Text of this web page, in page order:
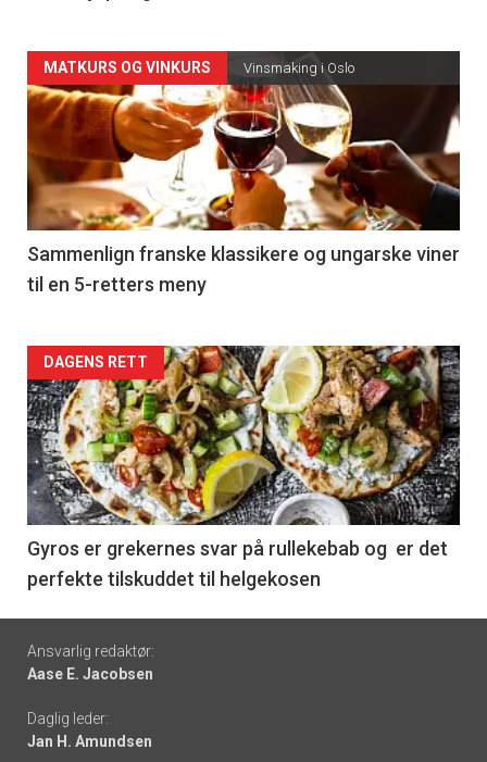
Forsiden
akkurat
nå
-
5
MATKURS OG VINKURS Vinsmaking i Oslo
Sammenlign franske klassikere og ungarske viner
til en 5-retters meny
Forsiden
akkurat
nå
-
6
DAGENS RETT
Gyros er grekernes svar på rullekebab og er det
perfekte tilskuddet til helgekosen
Footer
-
links
Ansvarlig redaktør:
Aase E. Jacobsen
Daglig leder:
Jan H. Amundsen